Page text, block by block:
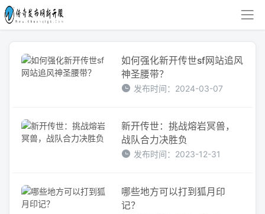
如何强化新开传世sf网站追风
神圣腰带？
发布时间：2024-03-07
新开传世：挑战熔岩冥兽，
战队合力决胜负
发布时间：2023-12-31
哪些地方可以打到狐月印
记？